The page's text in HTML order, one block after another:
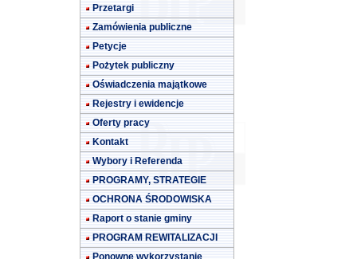
Przetargi
Zamówienia publiczne
Petycje
Pożytek publiczny
Oświadczenia majątkowe
Rejestry i ewidencje
Oferty pracy
Kontakt
Wybory i Referenda
PROGRAMY, STRATEGIE
OCHRONA ŚRODOWISKA
Raport o stanie gminy
PROGRAM REWITALIZACJI
Ponowne wykorzystanie